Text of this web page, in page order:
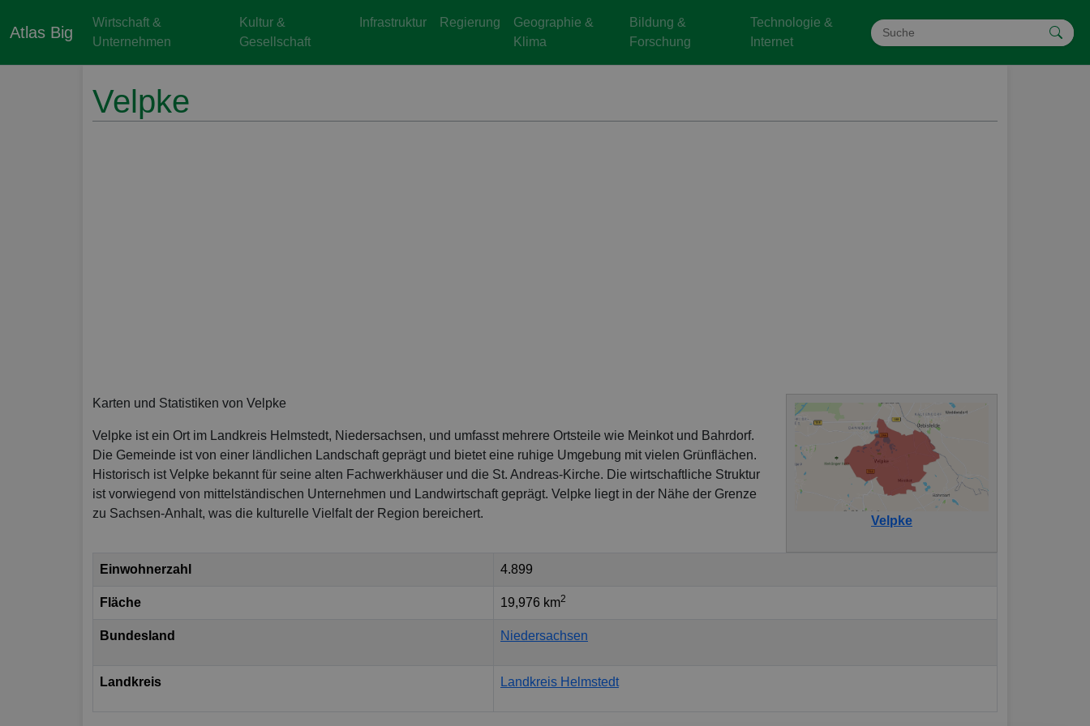
Atlas Big
Wirtschaft &
Unternehmen
Kultur &
Gesellschaft
Infrastruktur Regierung
Geographie &
Klima
Bildung &
Forschung
Technologie &
Internet
Velpke
Karten und Statistiken von Velpke
Velpke ist ein Ort im Landkreis Helmstedt, Niedersachsen, und umfasst mehrere Ortsteile wie Meinkot und Bahrdorf.
Die Gemeinde ist von einer ländlichen Landschaft geprägt und bietet eine ruhige Umgebung mit vielen Grünflächen.
Historisch ist Velpke bekannt für seine alten Fachwerkhäuser und die St. Andreas-Kirche. Die wirtschaftliche Struktur
ist vorwiegend von mittelständischen Unternehmen und Landwirtschaft geprägt. Velpke liegt in der Nähe der Grenze
zu Sachsen-Anhalt, was die kulturelle Vielfalt der Region bereichert.
Velpke
Einwohnerzahl 4.899
Fläche 19,976 km2
Bundesland Niedersachsen
Landkreis Landkreis Helmstedt